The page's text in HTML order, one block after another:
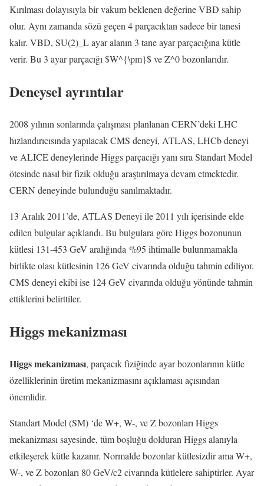
Kırılması dolayısıyla bir vakum beklenen değerine VBD sahip
olur. Aynı zamanda sözü geçen 4 parçacıktan sadece bir tanesi
kalır. VBD, SU(2)_L ayar alanın 3 tane ayar parçacığına kütle
verir. Bu 3 ayar parçacığı $W^{\pm}$ ve Z^0 bozonlarıdır.
Deneysel ayrıntılar
2008 yılının sonlarında çalışması planlanan CERN’deki LHC
hızlandırıcısında yapılacak CMS deneyi, ATLAS, LHCb deneyi
ve ALICE deneylerinde Higgs parçacığı yanı sıra Standart Model
ötesinde nasıl bir fizik olduğu araştırılmaya devam etmektedir.
CERN deneyinde bulunduğu sanılmaktadır.
13 Aralık 2011’de, ATLAS Deneyi ile 2011 yılı içerisinde elde
edilen bulgular açıklandı. Bu bulgulara göre Higgs bozonunun
kütlesi 131-453 GeV aralığında %95 ihtimalle bulunmamakla
birlikte olası kütlesinin 126 GeV civarında olduğu tahmin ediliyor.
CMS deneyi ekibi ise 124 GeV civarında olduğu yönünde tahmin
ettiklerini belirttiler.
Higgs mekanizması
Higgs mekanizması, parçacık fiziğinde ayar bozonlarının kütle
özelliklerinin üretim mekanizmasını açıklaması açısından
önemlidir.
Standart Model (SM) ‘de W+, W-, ve Z bozonları Higgs
mekanizması sayesinde, tüm boşluğu dolduran Higgs alanıyla
etkileşerek kütle kazanır. Normalde bozonlar kütlesizdir ama W+,
W-, ve Z bozonları 80 GeV/c2 civarında kütlelere sahiptirler. Ayar